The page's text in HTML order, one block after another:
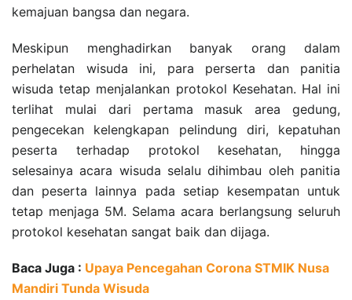
kemajuan bangsa dan negara.
Meskipun menghadirkan banyak orang dalam
perhelatan wisuda ini, para perserta dan panitia
wisuda tetap menjalankan protokol Kesehatan. Hal ini
terlihat mulai dari pertama masuk area gedung,
pengecekan kelengkapan pelindung diri, kepatuhan
peserta terhadap protokol kesehatan, hingga
selesainya acara wisuda selalu dihimbau oleh panitia
dan peserta lainnya pada setiap kesempatan untuk
tetap menjaga 5M. Selama acara berlangsung seluruh
protokol kesehatan sangat baik dan dijaga.
Baca Juga : Upaya Pencegahan Corona STMIK Nusa
Mandiri Tunda Wisuda